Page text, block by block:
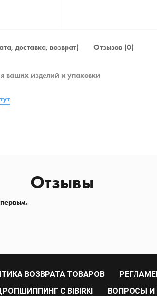
доставка, возврат) Отзывов (0)
ваших изделий и упаковки
тут
Отзывы
ВОЗВРАТА ТОВАРОВ
С BIBIRKI ВОПРОСЫ И